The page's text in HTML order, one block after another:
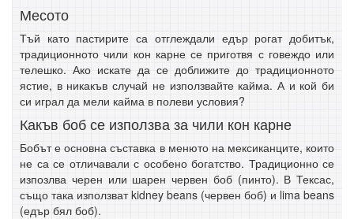
Месото
Тъй като пастирите са отглеждали едър рогат добитък,
традиционното чили кон карне се приготвя с говеждо или
телешко. Ако искате да се доближите до традиционното
ястие, в никакъв случай не използвайте кайма. А и кой би
си играл да мели кайма в полеви условия?
Какъв боб се използва за чили кон карне
Бобът е основна съставка в менюто на мексиканците, които
не са се отличавали с особено богатство. Традиционно се
изпозлва черен или шарен червен боб (пинто). В Тексас,
също така използват kidney beans (червен боб) и lima beans
(едър бял боб).